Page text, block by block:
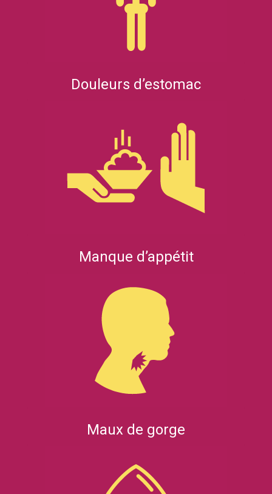
Douleurs d’estomac
Manque d’appétit
Maux de gorge